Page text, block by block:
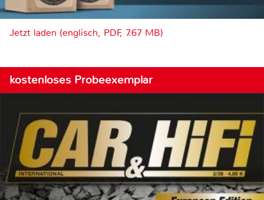
Jetzt laden (englisch, PDF, 7.67 MB)
kostenloses Probeexemplar